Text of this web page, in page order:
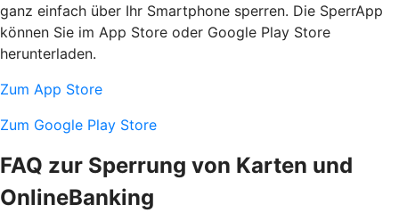
ganz einfach über Ihr Smartphone sperren. Die SperrApp
können Sie im App Store oder Google Play Store
herunterladen.
Zum App Store
Zum Google Play Store
FAQ zur Sperrung von Karten und
OnlineBanking